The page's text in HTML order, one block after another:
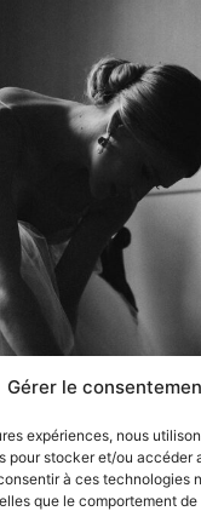
Gérer le
expériences, nous
pour stocker et/ou accéder
à ces technologies
que le comportement